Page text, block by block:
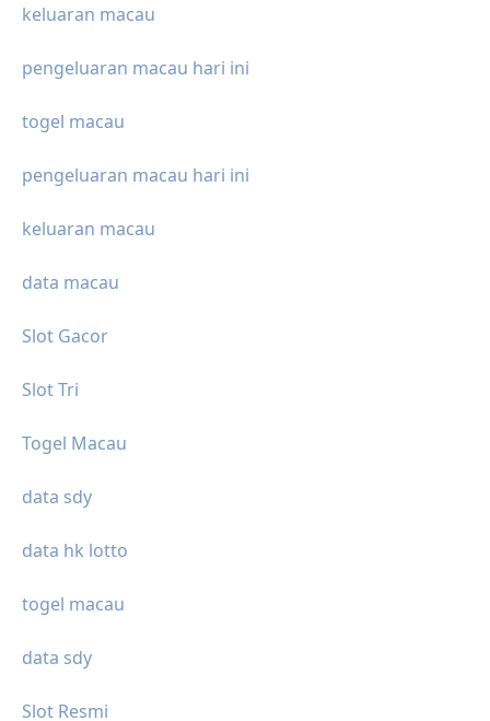
keluaran macau
pengeluaran macau hari ini
togel macau
pengeluaran macau hari ini
keluaran macau
data macau
Slot Gacor
Slot Tri
Togel Macau
data sdy
data hk lotto
togel macau
data sdy
Slot Resmi